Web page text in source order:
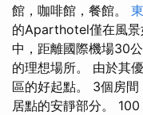
館，咖啡館，餐館。
的Aparthotel僅在風景
中，距離國際機場30公
的理想場所。 由於其
區的好起點。 3個房間
居點的安靜部分。 100